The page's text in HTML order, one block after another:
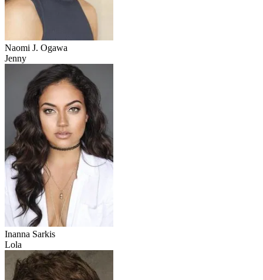
Naomi J. Ogawa
Jenny
Inanna Sarkis
Lola